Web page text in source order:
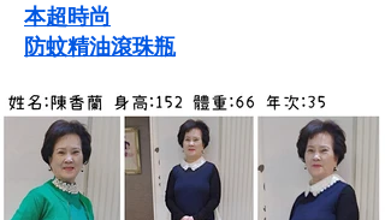
本超時尚
​防蚊精油滾珠瓶